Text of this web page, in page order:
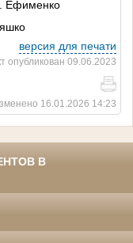
версия для печати
опубликован 09.06.2023
16.01.2026 14:23
В